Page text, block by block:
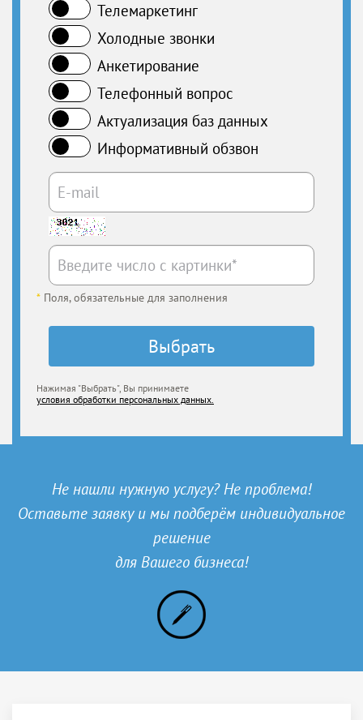
Телемаркетинг
Холодные звонки
Анкетирование
Телефонный вопрос
Актуализация баз данных
Информативный обзвон
* Поля, обязательные для заполнения
Нажимая "Выбрать", Вы принимаете
условия обработки персональных данных.
Не нашли нужную услугу? Не проблема!
Оставьте заявку и мы подберём индивидуальное
решение
для Вашего бизнеса!